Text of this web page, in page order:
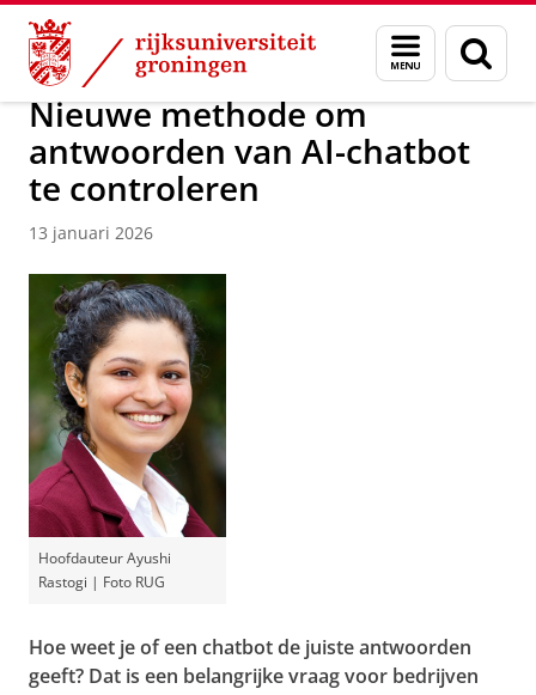
Skip
Content
Skip
Navigation
Menu
en
zoeken
Over ons Faculty of Science and Engineering Nieuws
Nieuwe methode om
antwoorden van AI-chatbot
te controleren
13 januari 2026
Hoofdauteur Ayushi
Rastogi | Foto RUG
Hoe weet je of een chatbot de juiste antwoorden
geeft? Dat is een belangrijke vraag voor bedrijven